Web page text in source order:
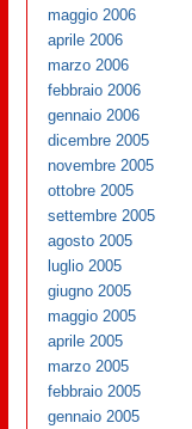
maggio 2006
aprile 2006
marzo 2006
febbraio 2006
gennaio 2006
dicembre 2005
novembre 2005
ottobre 2005
settembre 2005
agosto 2005
luglio 2005
giugno 2005
maggio 2005
aprile 2005
marzo 2005
febbraio 2005
gennaio 2005